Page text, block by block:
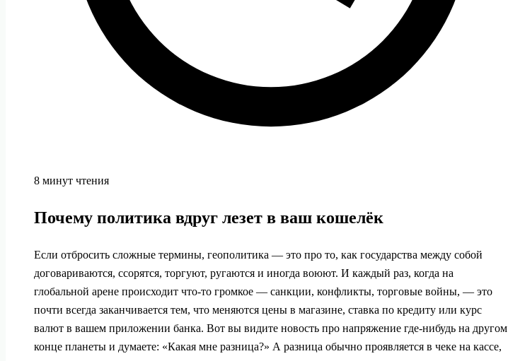
8 минут чтения
Почему политика вдруг лезет в ваш кошелёк
Если отбросить сложные термины, геополитика — это про то, как государства между собой
договариваются, ссорятся, торгуют, ругаются и иногда воюют. И каждый раз, когда на
глобальной арене происходит что‑то громкое — санкции, конфликты, торговые войны, — это
почти всегда заканчивается тем, что меняются цены в магазине, ставка по кредиту или курс
валют в вашем приложении банка. Вот вы видите новость про напряжение где‑нибудь на другом
конце планеты и думаете: «Какая мне разница?» А разница обычно проявляется в чеке на кассе,